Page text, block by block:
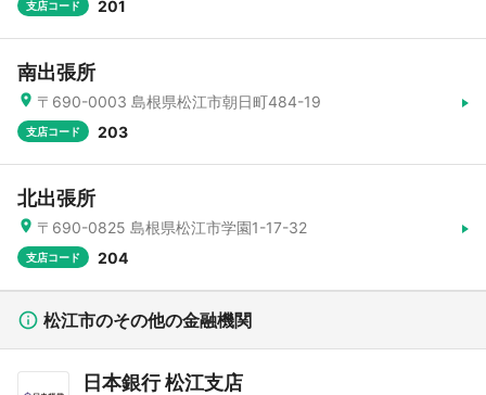
支店コード 201
南出張所
〒690-0003 島根県松江市朝日町484-19
支店コード 203
北出張所
〒690-0825 島根県松江市学園1-17-32
支店コード 204
松江市のその他の金融機関
日本銀行 松江支店